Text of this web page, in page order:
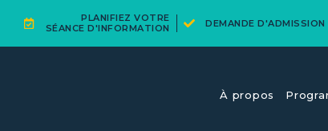
PLANIFIEZ VOTRE
SÉANCE D'INFORMATION
DEMANDE D'ADMISSION
À propos